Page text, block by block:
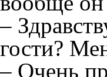
–
гости?
– Очень